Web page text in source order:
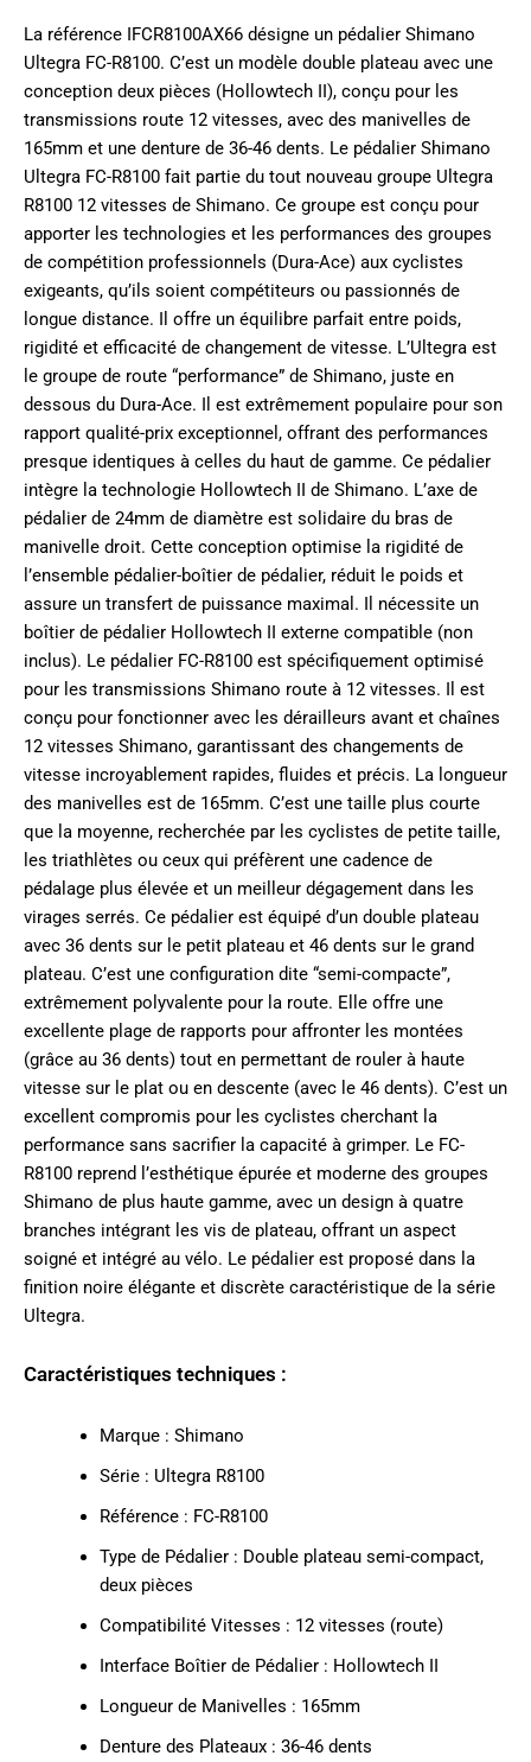
La référence IFCR8100AX66 désigne un pédalier Shimano
Ultegra FC-R8100. C’est un modèle double plateau avec une
conception deux pièces (Hollowtech II), conçu pour les
transmissions route 12 vitesses, avec des manivelles de
165mm et une denture de 36-46 dents. Le pédalier Shimano
Ultegra FC-R8100 fait partie du tout nouveau groupe Ultegra
R8100 12 vitesses de Shimano. Ce groupe est conçu pour
apporter les technologies et les performances des groupes
de compétition professionnels (Dura-Ace) aux cyclistes
exigeants, qu’ils soient compétiteurs ou passionnés de
longue distance. Il offre un équilibre parfait entre poids,
rigidité et efficacité de changement de vitesse. L’Ultegra est
le groupe de route “performance” de Shimano, juste en
dessous du Dura-Ace. Il est extrêmement populaire pour son
rapport qualité-prix exceptionnel, offrant des performances
presque identiques à celles du haut de gamme. Ce pédalier
intègre la technologie Hollowtech II de Shimano. L’axe de
pédalier de 24mm de diamètre est solidaire du bras de
manivelle droit. Cette conception optimise la rigidité de
l’ensemble pédalier-boîtier de pédalier, réduit le poids et
assure un transfert de puissance maximal. Il nécessite un
boîtier de pédalier Hollowtech II externe compatible (non
inclus). Le pédalier FC-R8100 est spécifiquement optimisé
pour les transmissions Shimano route à 12 vitesses. Il est
conçu pour fonctionner avec les dérailleurs avant et chaînes
12 vitesses Shimano, garantissant des changements de
vitesse incroyablement rapides, fluides et précis. La longueur
des manivelles est de 165mm. C’est une taille plus courte
que la moyenne, recherchée par les cyclistes de petite taille,
les triathlètes ou ceux qui préfèrent une cadence de
pédalage plus élevée et un meilleur dégagement dans les
virages serrés. Ce pédalier est équipé d’un double plateau
avec 36 dents sur le petit plateau et 46 dents sur le grand
plateau. C’est une configuration dite “semi-compacte”,
extrêmement polyvalente pour la route. Elle offre une
excellente plage de rapports pour affronter les montées
(grâce au 36 dents) tout en permettant de rouler à haute
vitesse sur le plat ou en descente (avec le 46 dents). C’est un
excellent compromis pour les cyclistes cherchant la
performance sans sacrifier la capacité à grimper. Le FC-
R8100 reprend l’esthétique épurée et moderne des groupes
Shimano de plus haute gamme, avec un design à quatre
branches intégrant les vis de plateau, offrant un aspect
soigné et intégré au vélo. Le pédalier est proposé dans la
finition noire élégante et discrète caractéristique de la série
Ultegra.
Caractéristiques techniques :
Marque : Shimano
Série : Ultegra R8100
Référence : FC-R8100
Type de Pédalier : Double plateau semi-compact,
deux pièces
Compatibilité Vitesses : 12 vitesses (route)
Interface Boîtier de Pédalier : Hollowtech II
Longueur de Manivelles : 165mm
Denture des Plateaux : 36-46 dents